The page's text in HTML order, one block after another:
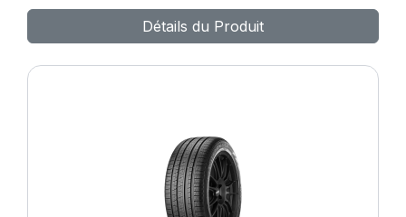
Détails du Produit